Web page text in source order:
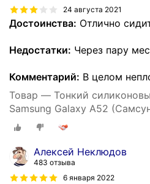
24 августа 2021
Достоинства: Отлично
Недостатки: Через пару
Комментарий: В целом
Товар — Тонкий
Samsung Galaxy A52
прозрачный
Алексей Неклюдов
483 отзыва
6 января 2022